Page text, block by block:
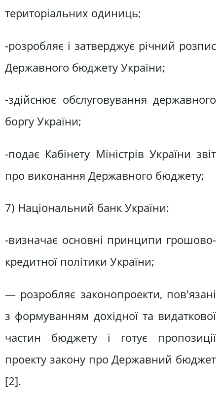
територіальних одиниць;
-розробляє і затверджує річний розпис
Державного бюджету України;
-здійснює обслуговування державного
боргу України;
-подає Кабінету Міністрів України звіт
про виконання Державного бюджету;
7) Національний банк України:
-визначає основні принципи грошово-
кредитної політики України;
— розробляє законопроекти, пов'язані
з формуванням дохідної та видаткової
частин бюджету і готує пропозиції
проекту закону про Державний бюджет
[2].